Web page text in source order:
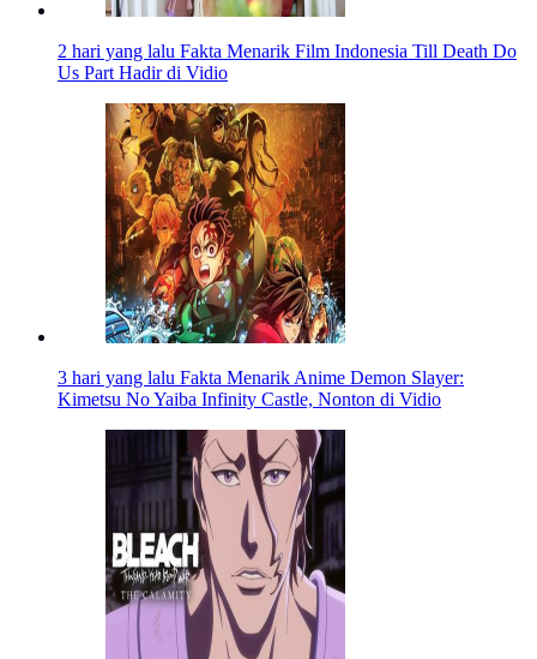
2 hari yang lalu Fakta Menarik Film Indonesia Till Death Do
Us Part Hadir di Vidio
3 hari yang lalu Fakta Menarik Anime Demon Slayer:
Kimetsu No Yaiba Infinity Castle, Nonton di Vidio